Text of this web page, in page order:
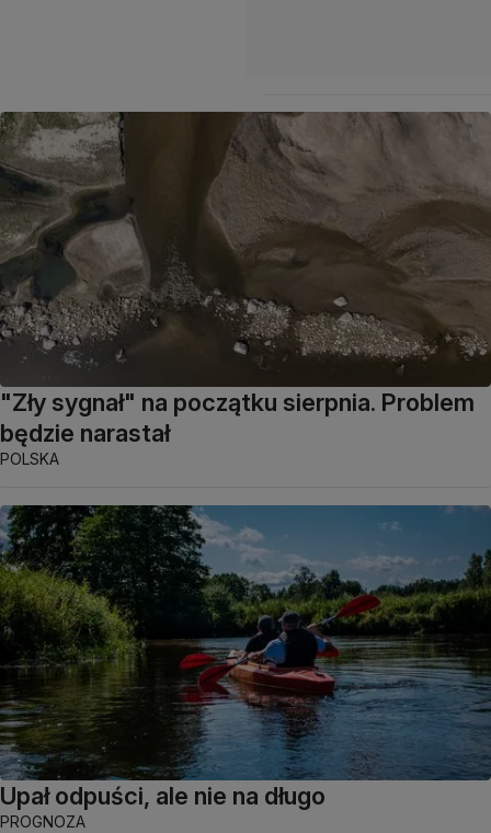
"Zły sygnał" na początku sierpnia. Problem
będzie narastał
POLSKA
Upał odpuści, ale nie na długo
PROGNOZA